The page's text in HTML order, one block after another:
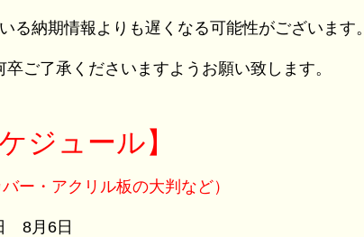
納期情報よりも遅くなる可能性がございます。
ご了承くださいますようお願い致します。
ジュール】
ー・アクリル板の大判など）
8月6日